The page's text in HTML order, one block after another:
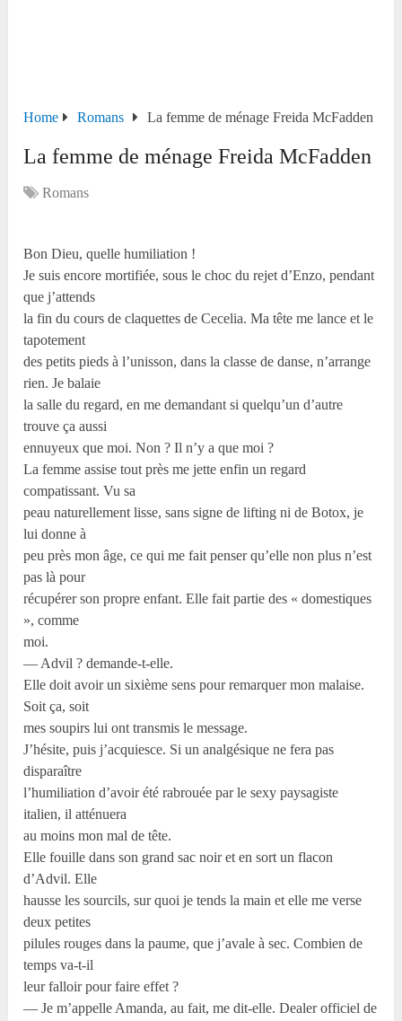
Home Romans La femme de ménage Freida McFadden
La femme de ménage Freida McFadden
Romans
Bon Dieu, quelle humiliation !
Je suis encore mortifiée, sous le choc du rejet d’Enzo, pendant
que j’attends
la fin du cours de claquettes de Cecelia. Ma tête me lance et le
tapotement
des petits pieds à l’unisson, dans la classe de danse, n’arrange
rien. Je balaie
la salle du regard, en me demandant si quelqu’un d’autre
trouve ça aussi
ennuyeux que moi. Non ? Il n’y a que moi ?
La femme assise tout près me jette enfin un regard
compatissant. Vu sa
peau naturellement lisse, sans signe de lifting ni de Botox, je
lui donne à
peu près mon âge, ce qui me fait penser qu’elle non plus n’est
pas là pour
récupérer son propre enfant. Elle fait partie des « domestiques
», comme
moi.
— Advil ? demande-t-elle.
Elle doit avoir un sixième sens pour remarquer mon malaise.
Soit ça, soit
mes soupirs lui ont transmis le message.
J’hésite, puis j’acquiesce. Si un analgésique ne fera pas
disparaître
l’humiliation d’avoir été rabrouée par le sexy paysagiste
italien, il atténuera
au moins mon mal de tête.
Elle fouille dans son grand sac noir et en sort un flacon
d’Advil. Elle
hausse les sourcils, sur quoi je tends la main et elle me verse
deux petites
pilules rouges dans la paume, que j’avale à sec. Combien de
temps va-t-il
leur falloir pour faire effet ?
— Je m’appelle Amanda, au fait, me dit-elle. Dealer officiel de